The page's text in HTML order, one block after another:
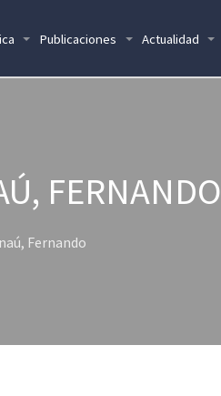
Publicaciones Actualidad
FERNANDO
Fernando